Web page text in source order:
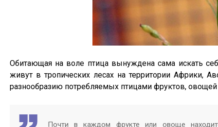
Обитающая на воле птица вынуждена сама искать
живут в тропических лесах на территории Африки,
разнообразию потребляемых птицами фруктов, овощей
Почти в каждом фрукте или овоще